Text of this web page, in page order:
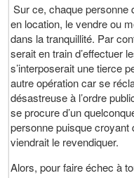
Sur ce, chaque personne
en location, le vendre ou
dans la tranquillité. Par
serait en train d’effectuer
s’interposerait une tierce
autre opération car se
désastreuse à l’ordre
se procure d’un
personne puisque croyant
viendrait le revendiquer.
Alors, pour faire échec à